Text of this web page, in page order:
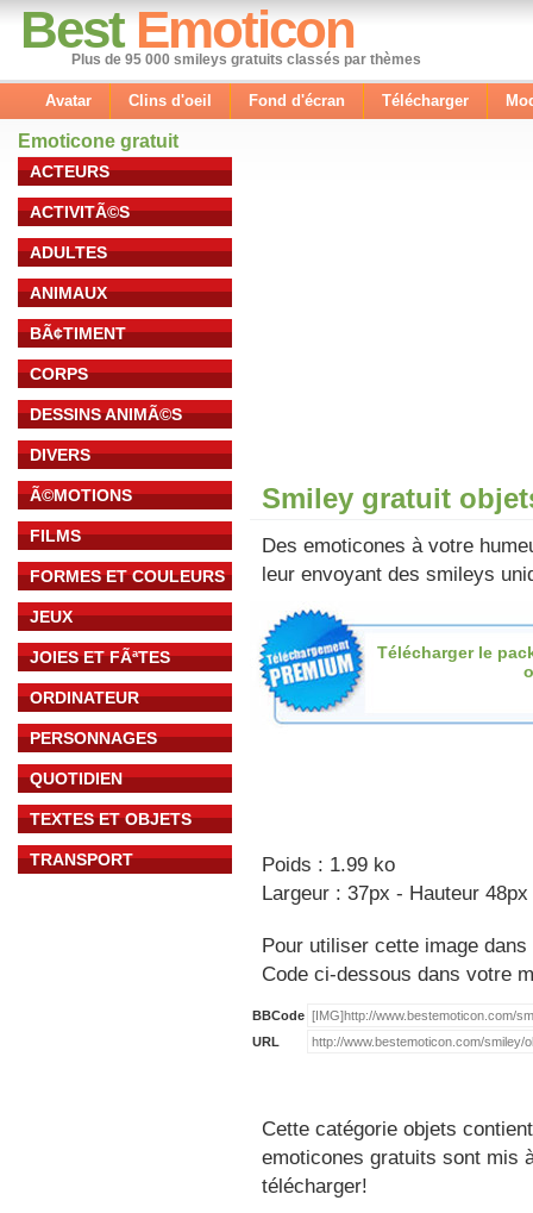
Best Emoticon
Plus de 95 000 smileys gratuits classés par thèmes
Avatar Clins d'oeil Fond d'écran Télécharger
Emoticone gratuit
ACTEURS
ACTIVITÃ©S
ADULTES
ANIMAUX
BÃ¢TIMENT
CORPS
DESSINS ANIMÃ©S
DIVERS
Ã©MOTIONS
FILMS
FORMES ET COULEURS
JEUX
JOIES ET FÃªTES
ORDINATEUR
PERSONNAGES
QUOTIDIEN
TEXTES ET OBJETS
TRANSPORT
Smiley gratuit
Des emoticones à votre
leur envoyant des smileys
Télécharger le
Poids : 1.99 ko
Largeur : 37px - Hauteur 48px
Pour utiliser cette image
Code ci-dessous dans votre
BBCode
URL
Cette catégorie objets
emoticones gratuits sont mis
télécharger!